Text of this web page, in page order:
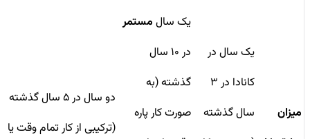
میزان
یک سال در
کانادا در ۳
سال گذشته
یک سالمستمر
در ۱۰ سال
گذشته (به
صورت کار پاره
دو سال در ۵ سال گذشته
(ترکیبی از کار تمام وقت یا